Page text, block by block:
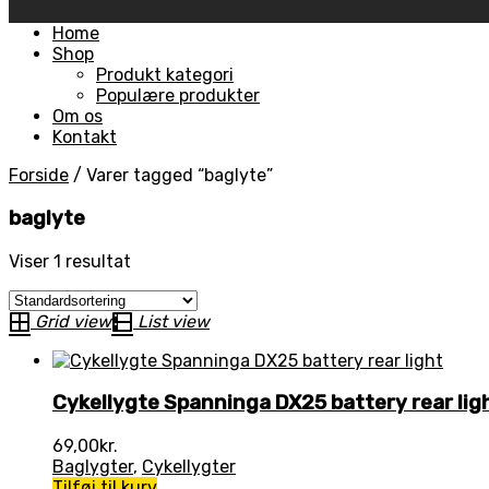
Skip
Home
Shop
Produkt kategori
Populære produkter
Om os
Kontakt
Forside / Varer tagged “baglyte”
baglyte
Viser 1 resultat
Grid view List view
Cykellygte Spanninga DX25 battery rear
69,00kr.
Baglygter, Cykellygter